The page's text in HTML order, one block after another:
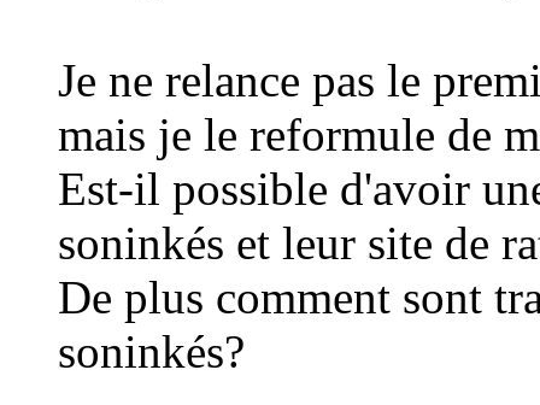
Je ne relance pas le
mais je le reformule de
Est-il possible d'avoir
soninkés et leur site de
De plus comment sont
soninkés?